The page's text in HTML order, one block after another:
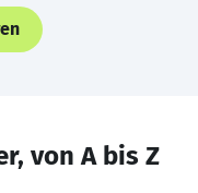
von A bis Z